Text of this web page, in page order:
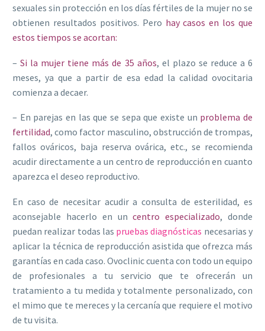
sexuales sin protección en los días fértiles de la mujer no se
obtienen resultados positivos. Pero hay casos en los que
estos tiempos se acortan:
–Si la mujer tiene más de 35 años, el plazo se reduce a 6
meses, ya que a partir de esa edad la calidad ovocitaria
comienza a decaer.
– En parejas en las que se sepa que existe un problema de
fertilidad, como factor masculino, obstrucción de trompas,
fallos ováricos, baja reserva ovárica, etc., se recomienda
acudir directamente a un centro de reproducción en cuanto
aparezca el deseo reproductivo.
En caso de necesitar acudir a consulta de esterilidad, es
aconsejable hacerlo en uncentro especializado, donde
puedan realizar todas las pruebas diagnósticas necesarias y
aplicar la técnica de reproducción asistida que ofrezca más
garantías en cada caso. Ovoclinic cuenta con todo un equipo
de profesionales a tu servicio que te ofrecerán un
tratamiento a tu medida y totalmente personalizado, con
el mimo que te mereces y la cercanía que requiere el motivo
de tu visita.